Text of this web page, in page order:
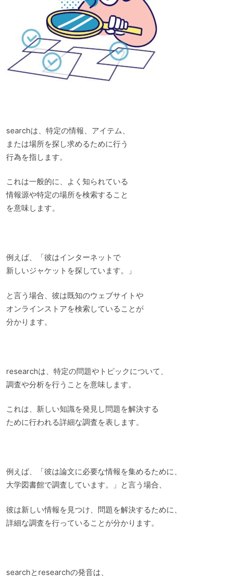
searchは、特定の情報、アイテム、
または場所を探し求めるために行う
行為を指します。
これは一般的に、よく知られている
情報源や特定の場所を検索すること
を意味します。
例えば、「彼はインターネットで
新しいジャケットを探しています。」
と言う場合、彼は既知のウェブサイトや
オンラインストアを検索していることが
分かります。
researchは、特定の問題やトピックについて、
調査や分析を行うことを意味します。
これは、新しい知識を発見し問題を解決する
ために行われる詳細な調査を表します。
例えば、「彼は論文に必要な情報を集めるために、
大学図書館で調査しています。」と言う場合、
彼は新しい情報を見つけ、問題を解決するために、
詳細な調査を行っていることが分かります。
searchとresearchの発音は、